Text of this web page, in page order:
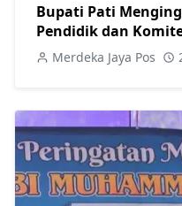
Bupati Pati
Pendidik dan
Merdeka Jaya Pos